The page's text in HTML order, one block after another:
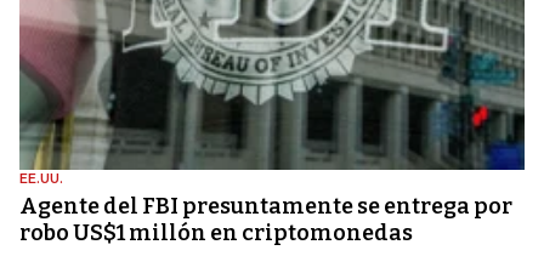
EE.UU.
Agente del FBI presuntamente se entrega por
robo US$1 millón en criptomonedas